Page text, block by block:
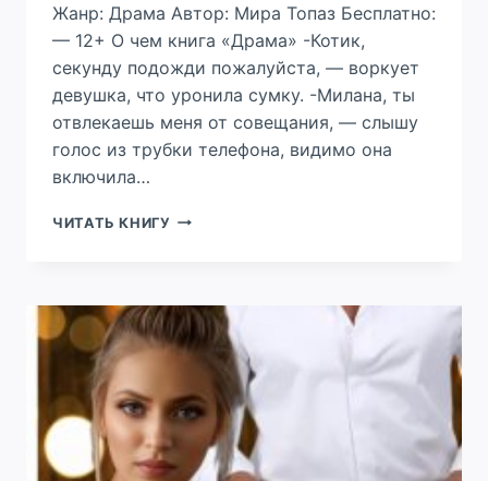
Жанр: Драма Автор: Мира Топаз Бесплатно:
— 12+ О чем книга «Драма» -Котик,
секунду подожди пожалуйста, — воркует
девушка, что уронила сумку. -Милана, ты
отвлекаешь меня от совещания, — слышу
голос из трубки телефона, видимо она
включила…
ЧИТАТЬ КНИГУ ЕГО